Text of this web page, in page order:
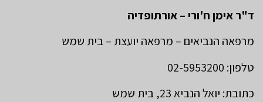
ד"ר אימן ח'ורי – אורתופדיה
מרפאה הנביאים – מרפאה יועצת – בית שמש
טלפון: 02-5953200
כתובת: יואל הנביא 23, בית שמש